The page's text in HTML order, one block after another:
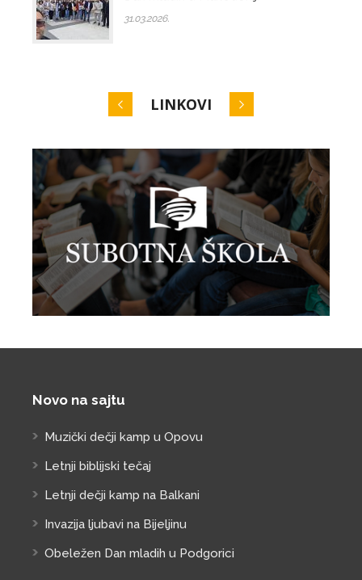
31.03.2026.
LINKOVI
Novo na sajtu
Muzički dečji kamp u Opovu
Letnji biblijski tečaj
Letnji dečji kamp na Balkani
Invazija ljubavi na Bijeljinu
Obeležen Dan mladih u Podgorici